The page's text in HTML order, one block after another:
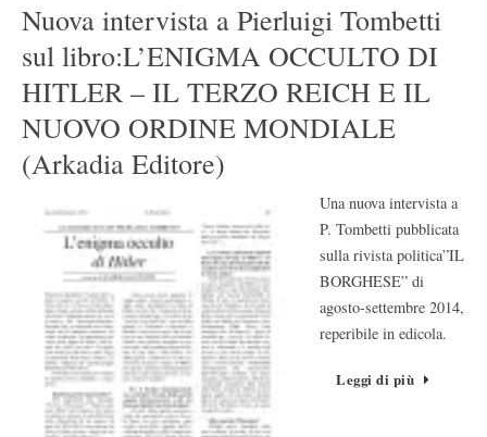
Nuova intervista a Pierluigi Tombetti
sul libro:L’ENIGMA OCCULTO DI
HITLER – IL TERZO REICH E IL
NUOVO ORDINE MONDIALE
(Arkadia Editore)
Una nuova intervista a
P. Tombetti pubblicata
sulla rivista politica”IL
BORGHESE” di
agosto-settembre 2014,
reperibile in edicola.
Leggi di più